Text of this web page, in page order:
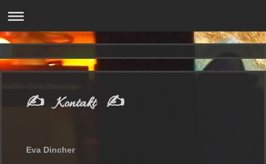
✍ Kontakt ✍
Eva Dincher